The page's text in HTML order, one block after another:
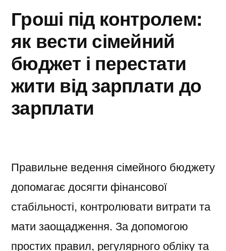
Гроші під контролем:
як вести сімейний
бюджет і перестати
жити від зарплати до
зарплати
Правильне ведення сімейного бюджету
допомагає досягти фінансової
стабільності, контролювати витрати та
мати заощадження. За допомогою
простих правил, регулярного обліку та